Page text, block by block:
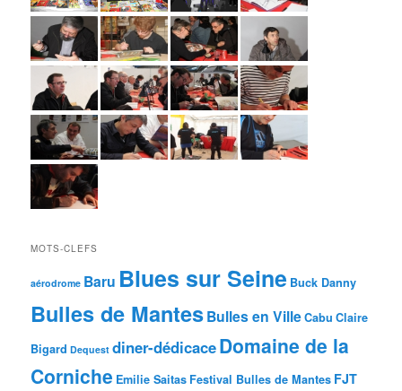
MOTS-CLEFS
aérodrome Baru Blues sur Seine Buck Danny
Bulles de MantesBulles en VilleCabu Claire
Bigard Dequest diner-dédicaceDomaine de la
Corniche Emilie Saitas Festival Bulles de Mantes FJT